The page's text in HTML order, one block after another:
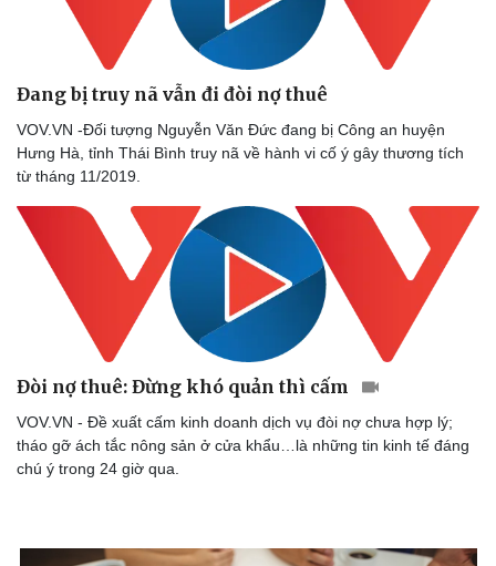
Đang bị truy nã vẫn đi đòi nợ thuê
VOV.VN -Đối tượng Nguyễn Văn Đức đang bị Công an huyện
Hưng Hà, tỉnh Thái Bình truy nã về hành vi cố ý gây thương tích
từ tháng 11/2019.
Đòi nợ thuê: Đừng khó quản thì cấm
VOV.VN - Đề xuất cấm kinh doanh dịch vụ đòi nợ chưa hợp lý;
tháo gỡ ách tắc nông sản ở cửa khẩu…là những tin kinh tế đáng
chú ý trong 24 giờ qua.